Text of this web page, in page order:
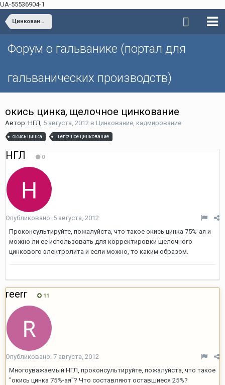
UA-55536904-1
Цинкование, кадмирование
Форум о гальванике (портал для
гальванических производств)
окись цинка, щелочное цинкование
Автор: НГЛ, 5 августа, 2012 в Цинкование, кадмирование
окись цинка щелочное цинкование
НГЛ 0
Опубликовано: 5 августа, 2012
Проконсультируйте, пожалуйста, что такое окись цинка 75%-ая и
можно ли ее использовать для корректировки щелочного
цинкового электролита и если можно, то каким образом.
reerr 11
Опубликовано: 7 августа, 2012
Многоуважаемый НГЛ, проконсультируйте, пожалуйста, что такое
"окись цинка 75%-ая"? Что составляют оставшиеся 25%?